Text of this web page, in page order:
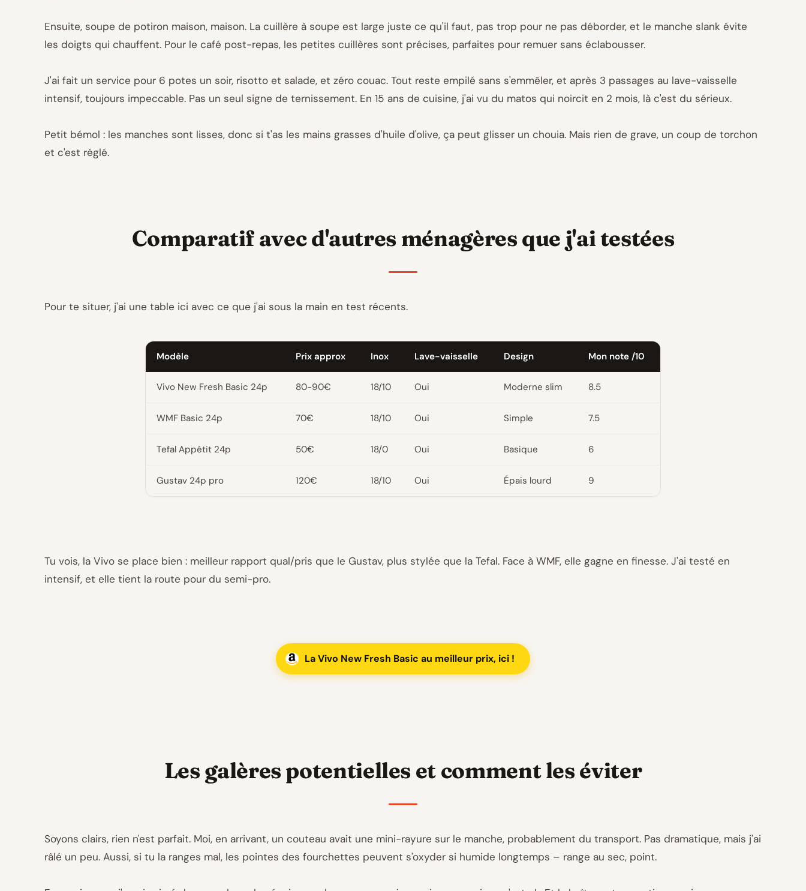
Ensuite, soupe de potiron maison, maison. La cuillère à soupe est large juste ce qu'il faut, pas trop pour ne pas déborder, et le manche slank évite
les doigts qui chauffent. Pour le café post-repas, les petites cuillères sont précises, parfaites pour remuer sans éclabousser.
J'ai fait un service pour 6 potes un soir, risotto et salade, et zéro couac. Tout reste empilé sans s'emmêler, et après 3 passages au lave-vaisselle
intensif, toujours impeccable. Pas un seul signe de ternissement. En 15 ans de cuisine, j'ai vu du matos qui noircit en 2 mois, là c'est du sérieux.
Petit bémol : les manches sont lisses, donc si t'as les mains grasses d'huile d'olive, ça peut glisser un chouia. Mais rien de grave, un coup de torchon
et c'est réglé.
Comparatif avec d'autres ménagères que j'ai testées
Pour te situer, j'ai une table ici avec ce que j'ai sous la main en test récents.
Modèle Prix approx Inox Lave-vaisselle Design Mon note /10
Vivo New Fresh Basic 24p 80-90€ 18/10 Oui Moderne slim 8.5
WMF Basic 24p 70€ 18/10 Oui Simple 7.5
Tefal Appétit 24p 50€ 18/0 Oui Basique 6
Gustav 24p pro 120€ 18/10 Oui Épais lourd 9
Tu vois, la Vivo se place bien : meilleur rapport qual/pris que le Gustav, plus stylée que la Tefal. Face à WMF, elle gagne en finesse. J'ai testé en
intensif, et elle tient la route pour du semi-pro.
La Vivo New Fresh Basic au meilleur prix, ici !
Les galères potentielles et comment les éviter
Soyons clairs, rien n'est parfait. Moi, en arrivant, un couteau avait une mini-rayure sur le manche, probablement du transport. Pas dramatique, mais j'ai
râlé un peu. Aussi, si tu la ranges mal, les pointes des fourchettes peuvent s'oxyder si humide longtemps – range au sec, point.